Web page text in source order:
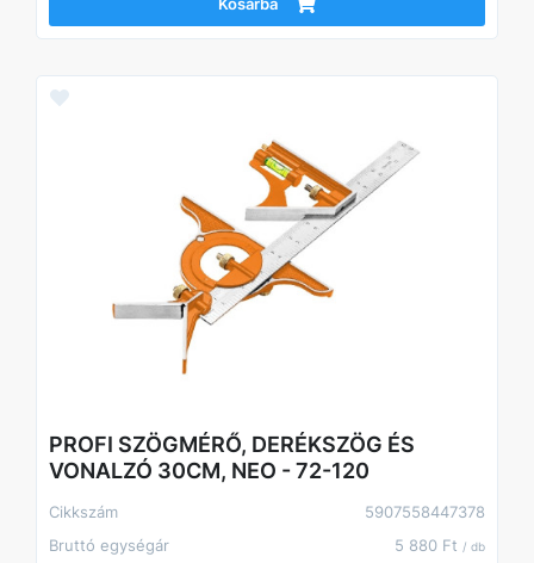
PROFI SZÖGMÉRŐ, DERÉKSZÖG ÉS
VONALZÓ 30CM, NEO - 72-120
Cikkszám
5907558447378
Bruttó egységár
5 880 Ft / db